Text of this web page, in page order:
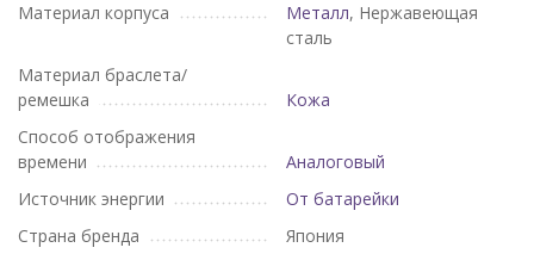
Материал корпуса
Металл, Нержавеющая
сталь
Материал браслета/
ремешка
Кожа
Способ отображения
времени
Аналоговый
Источник энергии
От батарейки
Страна бренда
Япония